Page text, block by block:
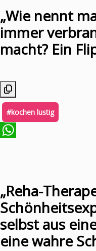
„Wie nennt
immer
macht? Ein
#kochen lustig
„Reha-
selbst aus
eine wahre